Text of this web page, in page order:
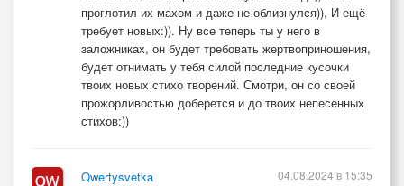
Я полюбил тебя на век,
а ты, и часа не любила.
а ты, и часа не любила.
проглотил их махом и даже не облизнулся)), И ещё
требует новых:)). Ну все теперь ты у него в
заложниках, он будет требовать жертвоприношения,
будет отнимать у тебя силой последние кусочки
твоих новых стихо творений. Смотри, он со своей
прожорливостью доберется и до твоих непесенных
стихов:))
Qwertysvetka
04.08.2024 в 15:35